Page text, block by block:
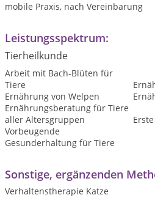
mobile Praxis, nach Vereinbarung
Leistungsspektrum:
Tierheilkunde
Arbeit mit Bach-Blüten für
Tiere
Ernährung von Welpen
Ernährungsberatung für Tiere
aller Altersgruppen
Vorbeugende
Gesunderhaltung für Tiere
Sonstige, ergänzenden
Verhaltenstherapie Katze